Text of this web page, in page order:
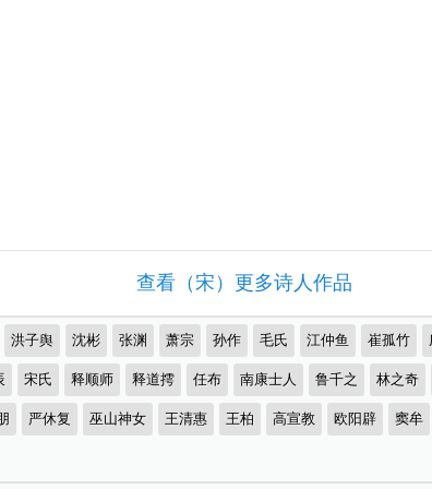
查看（宋）更多诗人作品
洪子舆 沈彬 张渊 萧宗 孙作 毛氏 江仲鱼 崔孤竹
宋氏 释顺师 释道摴 任布 南康士人 鲁千之 林之奇
严休复 巫山神女 王清惠 王柏 高宣教 欧阳辟 窦牟